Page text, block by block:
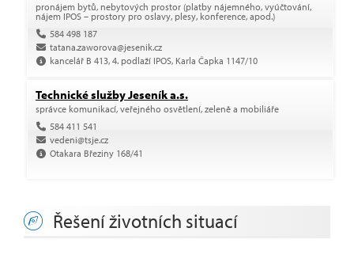
pronájem bytů, nebytových prostor (platby nájemného, vyúčtování,
nájem IPOS – prostory pro oslavy, plesy, konference, apod.)
584 498 187
tatana.zaworova@jesenik.cz
kancelář B 413, 4. podlaží IPOS, Karla Čapka 1147/10
Technické služby Jeseník a.s.
správce komunikací, veřejného osvětlení, zeleně a mobiliáře
584 411 541
vedeni@tsje.cz
Otakara Březiny 168/41
Řešení životních situací